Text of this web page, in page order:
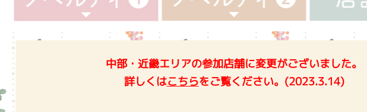
中部・近畿エリアの参加店舗に変更がございました。
詳しくはこちらをご覧ください。(2023.3.14)
ショップインフォメーション
グッズインフォメーション